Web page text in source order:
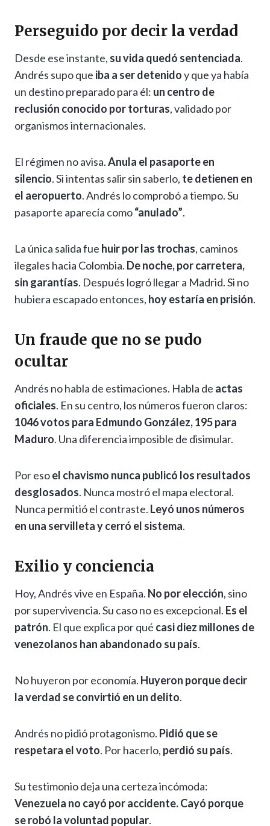
Perseguido por decir la verdad
Desde ese instante, su vida quedó sentenciada.
Andrés supo que iba a ser detenidoy que ya había
un destino preparado para él: un centro de
reclusión conocido por torturas, validado por
organismos internacionales.
El régimen no avisa.Anula el pasaporte en
silencio. Si intentas salir sin saberlo, te detienen en
el aeropuerto. Andrés lo comprobó a tiempo. Su
pasaporte aparecía como“anulado”.
La única salida fue huir por las trochas, caminos
ilegales hacia Colombia. De noche, por carretera,
sin garantías. Después logró llegar a Madrid. Si no
hubiera escapado entonces, hoy estaría en prisión.
Un fraude que no se pudo
ocultar
Andrés no habla de estimaciones. Habla de actas
oficiales. En su centro, los números fueron claros:
1046 votos para Edmundo González, 195 para
Maduro. Una diferencia imposible de disimular.
Por esoel chavismo nunca publicó los resultados
desglosados. Nunca mostró el mapa electoral.
Nunca permitió el contraste. Leyó unos números
en una servilleta y cerró el sistema.
Exilio y conciencia
Hoy, Andrés vive en España. No por elección, sino
por supervivencia. Su caso no es excepcional. Es el
patrón. El que explica por qué casi diez millones de
venezolanos han abandonado su país.
No huyeron por economía. Huyeron porque decir
la verdad se convirtió en un delito.
Andrés no pidió protagonismo. Pidió que se
respetara el voto. Por hacerlo, perdió su país.
Su testimonio deja una certeza incómoda:
Venezuela no cayó por accidente. Cayó porque
se robó la voluntad popular.